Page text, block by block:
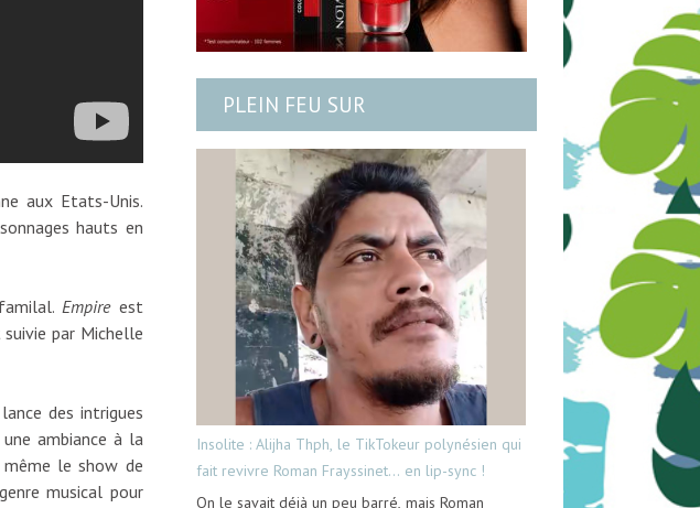
aux Etats-Unis.
hauts en
Empireest
par Michelle
des intrigues
ambiance à la
le show de
musical pour
PLEIN FEU SUR
Insolite : Alijha Thph, le TikTokeur polynésien qui
fait revivre Roman Frayssinet… en lip-sync !
On le savait déjà un peu barré, mais Roman